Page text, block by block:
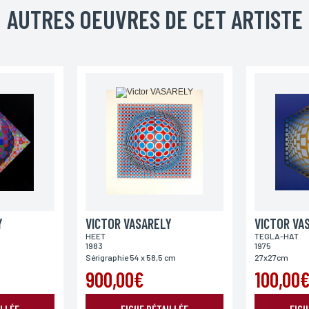
modifié en 2004, vous pouvez pour des motifs légitimes, au traitement informatiques de vos
- 51 rue Basse, 59800 Lille.
AUTRES OEUVRES DE CET ARTISTE
VICTOR VASARELY
HEET
1983
Sérigraphie 54 x 58,5 cm
900,00€
VICTOR
TEGLA-HAT
1975
27x27cm
100,00€